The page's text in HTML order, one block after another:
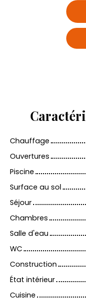
Chauffage
Ouvertures
Piscine
Surface au sol
Séjour
Chambres
Salle d'eau
WC
Construction
État intérieur
Cuisine